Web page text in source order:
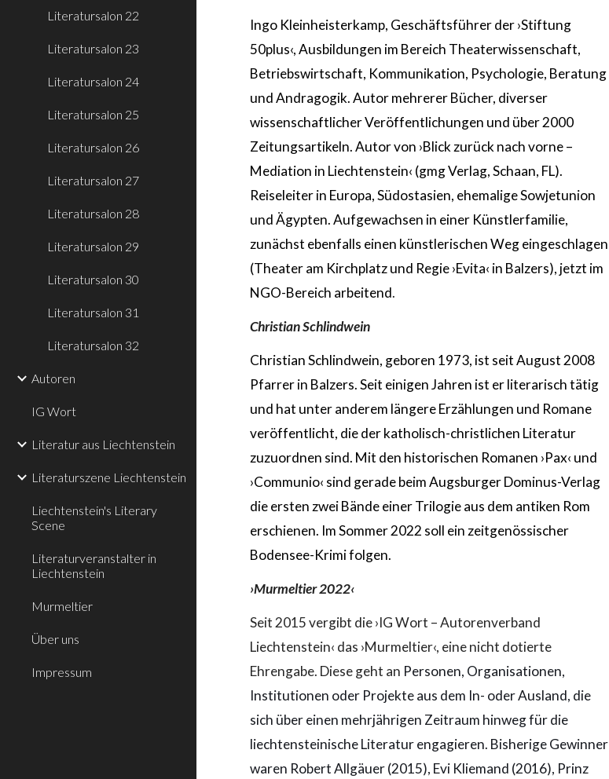
Literatursalon 22
Literatursalon 23
Literatursalon 24
Literatursalon 25
Literatursalon 26
Literatursalon 27
Literatursalon 28
Literatursalon 29
Literatursalon 30
Literatursalon 31
Literatursalon 32
Autoren
IG Wort
Literatur aus Liechtenstein
Literaturszene Liechtenstein
Liechtenstein's Literary
Scene
Literaturveranstalter in
Liechtenstein
Murmeltier
Über uns
Impressum
Ingo Kleinheisterkamp, Geschäftsführer der ›Stiftung
50plus‹, Ausbildungen im Bereich Theaterwissenschaft,
Betriebswirtschaft, Kommunikation, Psychologie, Beratung
und Andragogik. Autor mehrerer Bücher, diverser
wissenschaftlicher Veröffentlichungen und über 2000
Zeitungsartikeln. Autor von ›Blick zurück nach vorne –
Mediation in Liechtenstein‹ (gmg Verlag, Schaan, FL).
Reiseleiter in Europa, Südostasien, ehemalige Sowjetunion
und Ägypten. Aufgewachsen in einer Künstlerfamilie,
zunächst ebenfalls einen künstlerischen Weg eingeschlagen
(Theater am Kirchplatz und Regie ›Evita‹ in Balzers), jetzt im
NGO-Bereich arbeitend.
Christian Schlindwein
Christian Schlindwein, geboren 1973, ist seit August 2008
Pfarrer in Balzers. Seit einigen Jahren ist er literarisch tätig
und hat unter anderem längere Erzählungen und Romane
veröffentlicht, die der katholisch-christlichen Literatur
zuzuordnen sind. Mit den historischen Romanen ›Pax‹ und
›Communio‹ sind gerade beim Augsburger Dominus-Verlag
die ersten zwei Bände einer Trilogie aus dem antiken Rom
erschienen. Im Sommer 2022 soll ein zeitgenössischer
Bodensee-Krimi folgen.
›Murmeltier 2022‹
Seit 2015 vergibt die ›IG Wort – Autorenverband
Liechtenstein‹ das ›Murmeltier‹, eine nicht dotierte
Ehrengabe. Diese geht an Personen, Organisationen,
Institutionen oder Projekte aus dem In- oder Ausland, die
sich über einen mehrjährigen Zeitraum hinweg für die
liechtensteinische Literatur engagieren. Bisherige Gewinner
waren Robert Allgäuer (2015), Evi Kliemand (2016), Prinz